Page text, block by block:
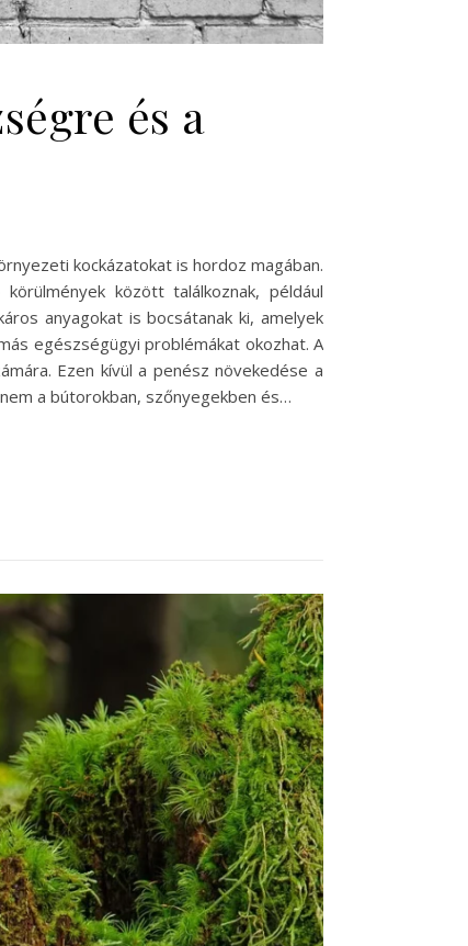
és a
kockázatokat is hordoz magában.
között találkoznak, például
anyagokat is bocsátanak ki, amelyek
egészségügyi problémákat okozhat. A
Ezen kívül a penész növekedése a
a bútorokban, szőnyegekben és…